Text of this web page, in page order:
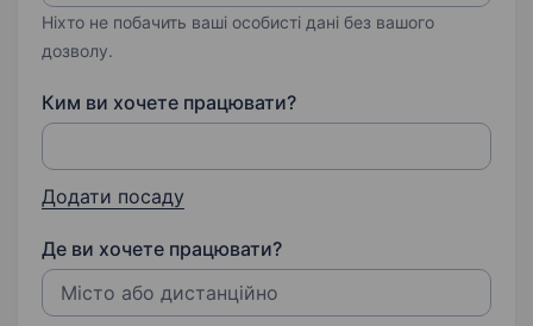
Ніхто не побачить ваші особисті дані без вашого
дозволу.
Ким ви хочете працювати?
Додати посаду
Де ви хочете працювати?